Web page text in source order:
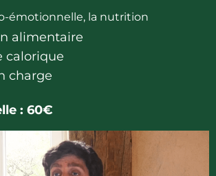
émotionnelle, la nutrition
alimentaire
calorique
charge
: 60€